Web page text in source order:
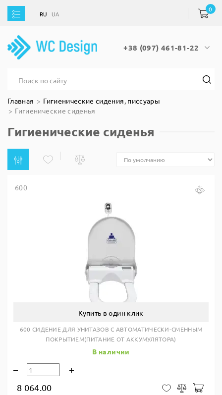
UA
+38 (097) 461-81-22
RU UA
0
Главная
Гигиенические сидения, писсуары
Гигиенические сиденья
Гигиенические сиденья
600
Купить в один клик
600 СИДЕНИЕ ДЛЯ УНИТАЗОВ С АВТОМАТИЧЕСКИ-СМЕННЫМ
ПОКРЫТИЕМ(ПИТАНИЕ ОТ АККУМУЛЯТОРА)
В наличии
8 064.00 В закладки
Сравнить